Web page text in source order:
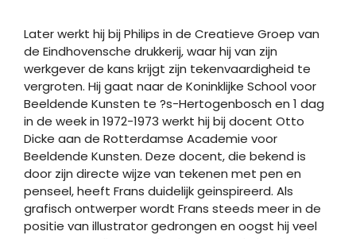
Later werkt hij bij Philips in de Creatieve Groep van
de Eindhovensche drukkerij, waar hij van zijn
werkgever de kans krijgt zijn tekenvaardigheid te
vergroten. Hij gaat naar de Koninklijke School voor
Beeldende Kunsten te ?s-Hertogenbosch en 1 dag
in de week in 1972-1973 werkt hij bij docent Otto
Dicke aan de Rotterdamse Academie voor
Beeldende Kunsten. Deze docent, die bekend is
door zijn directe wijze van tekenen met pen en
penseel, heeft Frans duidelijk geinspireerd. Als
grafisch ontwerper wordt Frans steeds meer in de
positie van illustrator gedrongen en oogst hij veel